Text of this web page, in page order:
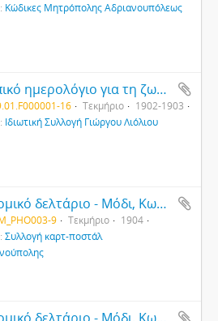
Κώδικες Μητρόπολης Αδριανουπόλεως
Προσωπικό ημερολόγιο για τη ζωή και τη δράση του Νικολάου Λιόλιου στα γεγονότα της Μικρασιατικής εκστρατείας (16)
16 Τεκμήριο
1902-1903
Ιδιωτική Συλλογή Γιώργου Λιόλιου
Ταχυδρομικό δελτάριο - Μόδι, Κωνσταντινούπολη (1)
9 Τεκμήριο
1904
Συλλογή καρτ-ποστάλ